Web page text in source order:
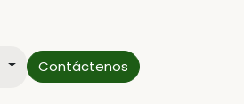
Contáctenos